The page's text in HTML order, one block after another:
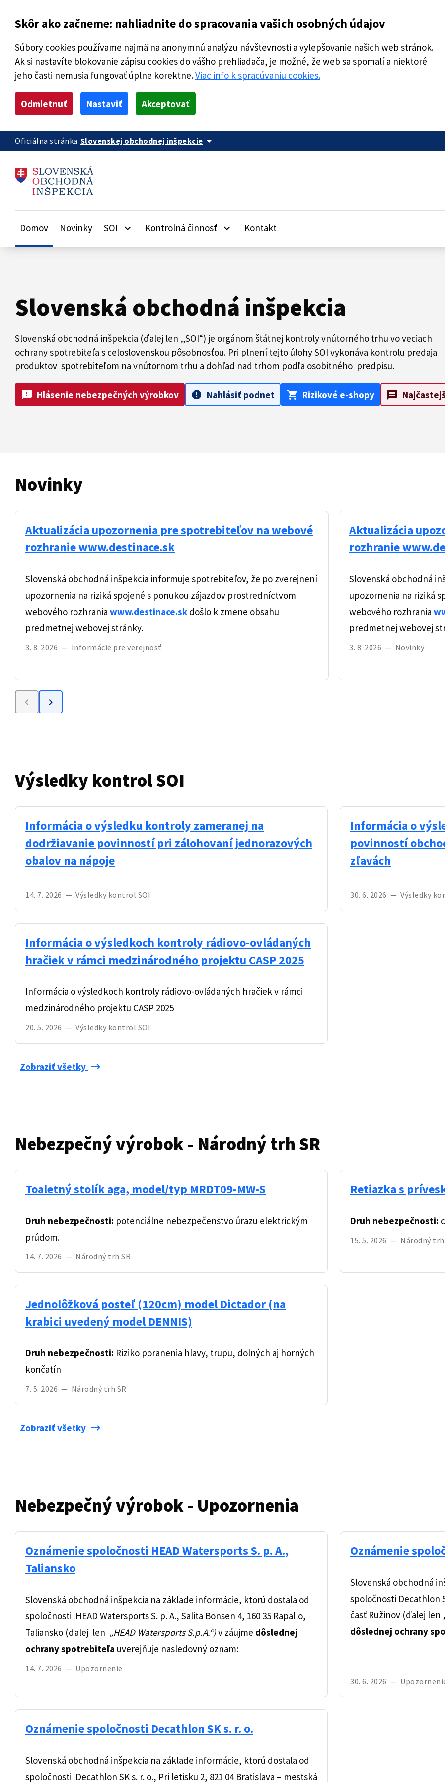
Skôr ako začneme: nahliadnite do spracovania vašich osobných údajov
Súbory cookies používame najmä na anonymnú analýzu návštevnosti a vylepšovanie našich web stránok.
Ak si nastavíte blokovanie zápisu cookies do vášho prehliadača, je možné, že web sa spomalí a niektoré
jeho časti nemusia fungovať úplne korektne.Viac info k spracúvaniu cookies.
Odmietnuť Nastaviť Akceptovať
Oficiálna stránka Slovenskej obchodnej inšpekciearrow_drop_down
Domov Novinky SOI keyboard_arrow_down Kontrolná činnosť keyboard_arrow_down Kontakt
Slovenská obchodná inšpekcia
Slovenská obchodná inšpekcia (ďalej len „SOI“) je orgánom štátnej kontroly vnútorného trhu vo veciach
ochrany spotrebiteľa s celoslovenskou pôsobnosťou. Pri plnení tejto úlohy SOI vykonáva kontrolu predaja
produktov spotrebiteľom na vnútornom trhu a dohľad nad trhom podľa osobitného predpisu.
feedback Hlásenie nebezpečných výrobkov report Nahlásiť podnet shopping_cart Rizikové e-shopy message
Novinky
Aktualizácia upozornenia pre spotrebiteľov na webové
rozhranie www.destinace.sk
Slovenská obchodná inšpekcia informuje spotrebiteľov, že po zverejnení
upozornenia na riziká spojené s ponukou zájazdov prostredníctvom
webového rozhrania www.destinace.sk došlo k zmene obsahu
predmetnej webovej stránky.
3. 8. 2026 — Informácie pre verejnosť
Aktualizácia
rozhranie
Slovenská obchodná
upozornenia na riziká
webového rozhrania
predmetnej webovej
3. 8. 2026 — Novinky
keyboard_arrow_left keyboard_arrow_right
Výsledky kontrol SOI
Informácia o výsledku kontroly zameranej na
dodržiavanie povinností pri zálohovaní jednorazových
obalov na nápoje
14. 7. 2026 — Výsledky kontrol SOI
Informácia o
povinností
zľavách
30. 6. 2026 — Výsledky
Informácia o výsledkoch kontroly rádiovo-ovládaných
hračiek v rámci medzinárodného projektu CASP 2025
Informácia o výsledkoch kontroly rádiovo-ovládaných hračiek v rámci
medzinárodného projektu CASP 2025
20. 5. 2026 — Výsledky kontrol SOI
Zobraziť všetky keyboard_backspace
Nebezpečný výrobok - Národný trh SR
Toaletný stolík aga, model/typ MRDT09-MW-S
Druh nebezpečnosti: potenciálne nebezpečenstvo úrazu elektrickým
prúdom.
14. 7. 2026 — Národný trh SR
Retiazka s
Druh nebezpečnosti:
15. 5. 2026 — Národný trh
Jednolôžková posteľ (120cm) model Dictador (na
krabici uvedený model DENNIS)
Druh nebezpečnosti: Riziko poranenia hlavy, trupu, dolných aj horných
končatín
7. 5. 2026 — Národný trh SR
Zobraziť všetky keyboard_backspace
Nebezpečný výrobok - Upozornenia
Oznámenie spoločnosti HEAD Watersports S. p. A.,
Taliansko
Slovenská obchodná inšpekcia na základe informácie, ktorú dostala od
spoločnosti HEAD Watersports S. p. A., Salita Bonsen 4, 160 35 Rapallo,
Taliansko (ďalej len „HEAD Watersports S.p.A.“)v záujme dôslednej
ochrany spotrebiteľa uverejňuje nasledovný oznam:
14. 7. 2026 — Upozornenie
Oznámenie
Slovenská obchodná
spoločnosti Decathlon
časť Ružinov (ďalej len
dôslednej ochrany
30. 6. 2026 —
Oznámenie spoločnosti Decathlon SK s. r. o.
Slovenská obchodná inšpekcia na základe informácie, ktorú dostala od
spoločnosti Decathlon SK s. r. o., Pri letisku 2, 821 04 Bratislava – mestská